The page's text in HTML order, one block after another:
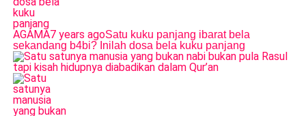
AGAMA7 years agoSatu kuku panjang ibarat bela
sekandang b4bi? Inilah dosa bela kuku panjang